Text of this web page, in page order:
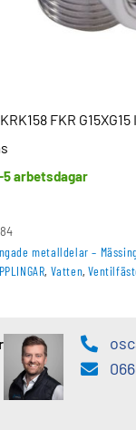
FKR
arbetsdagar
metalldelar – Mässing
, Vatten,